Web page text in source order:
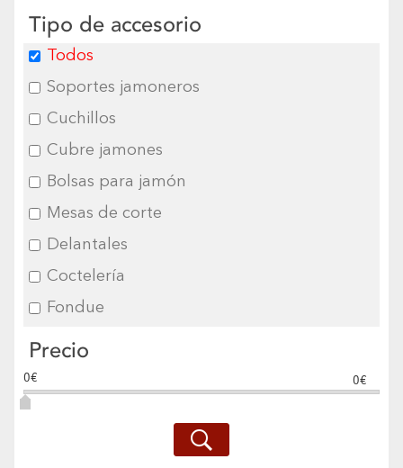
Tipo de accesorio
Todos
Soportes jamoneros
Cuchillos
Cubre jamones
Bolsas para jamón
Mesas de corte
Delantales
Coctelería
Fondue
Precio
0€ 0€